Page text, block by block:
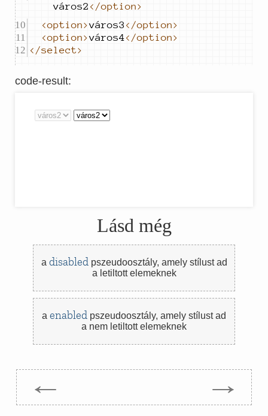
város2 </option>
<option>város3 </option>
<option>város4</option>
</select>
code-result:
Lásd még
a disabled pszeudoosztály, amely stílust ad
a letiltott elemeknek
a enabled pszeudoosztály, amely stílust ad
a nem letiltott elemeknek
← →